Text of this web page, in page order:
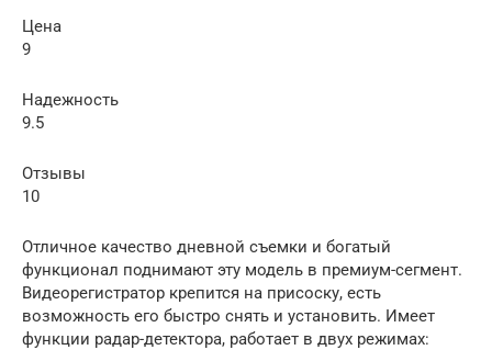
Цена
9
Надежность
9.5
Отзывы
10
Отличное качество дневной съемки и богатый
функционал поднимают эту модель в премиум-сегмент.
Видеорегистратор крепится на присоску, есть
возможность его быстро снять и установить. Имеет
функции радар-детектора, работает в двух режимах: